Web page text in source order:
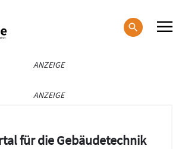
ANZEIGE
ANZEIGE
für die Gebäudetechnik